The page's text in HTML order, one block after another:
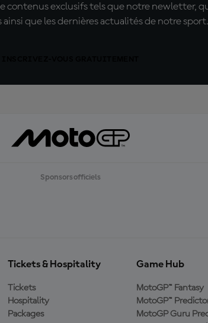
exclusifs tels que notre newletter,
que les dernières actualités de notre sport.
Sponsors officiels
Tickets & Hospitality
Tickets
Hospitality
Packages
Game Hub
MotoGP™ Fantasy
MotoGP™
MotoGP Guru